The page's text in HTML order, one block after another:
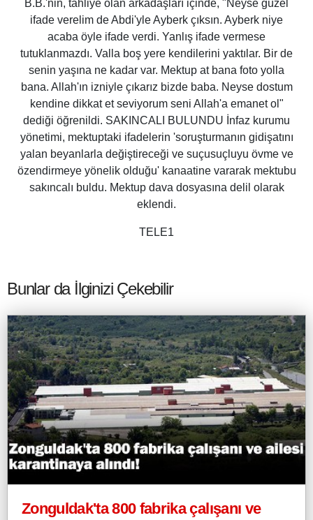
B.B.'nin, tahliye olan arkadaşları içinde, "Neyse güzel
ifade verelim de Abdi'yle Ayberk çıksın. Ayberk niye
acaba öyle ifade verdi. Yanlış ifade vermese
tutuklanmazdı. Valla boş yere kendilerini yaktılar. Bir de
senin yaşına ne kadar var. Mektup at bana foto yolla
bana. Allah'ın izniyle çıkarız bizde baba. Neyse dostum
kendine dikkat et seviyorum seni Allah'a emanet ol"
dediği öğrenildi. SAKINCALI BULUNDU İnfaz kurumu
yönetimi, mektuptaki ifadelerin 'soruşturmanın gidişatını
yalan beyanlarla değiştireceği ve suçusuçluyu övme ve
özendirmeye yönelik olduğu' kanaatine vararak mektubu
sakıncalı buldu. Mektup dava dosyasına delil olarak
eklendi.
TELE1
Bunlar da İlginizi Çekebilir
Zonguldak'ta 800 fabrika çalışanı ve